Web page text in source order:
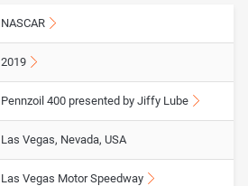
NASCAR
2019
Pennzoil 400 presented by Jiffy Lube
Las Vegas, Nevada, USA
Las Vegas Motor Speedway